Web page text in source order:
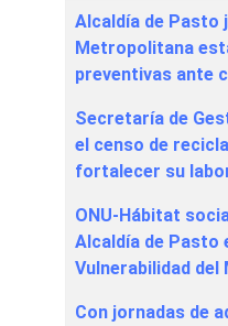
Articles
Alcaldía de Pasto
Metropolitana
preventivas ante
Secretaría de
el censo de
fortalecer su
ONU-Hábitat
Alcaldía de Pasto
Vulnerabilidad del
Con jornadas de